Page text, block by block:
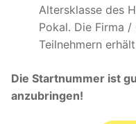
Altersklasse des
Pokal. Die Firma
Teilnehmern
Die Startnummer ist
anzubringen!